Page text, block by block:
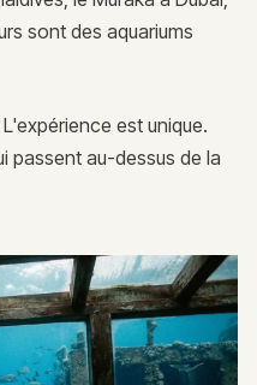
sont des aquariums
est unique.
passent au-dessus de la